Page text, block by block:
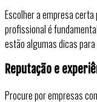
Escolher a empresa certa
profissional é
estão algumas dicas
Reputação e
Procure por empresas